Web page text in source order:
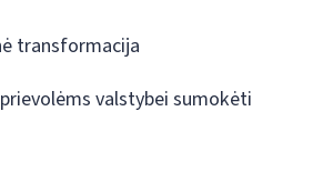
transformacija
valstybei sumokėti